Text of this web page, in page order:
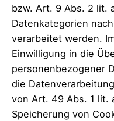
bzw. Art. 9 Abs. 2 lit.
Datenkategorien
verarbeitet werden.
Einwilligung in die
personenbezogener
die
von Art. 49 Abs. 1 lit.
Speicherung von